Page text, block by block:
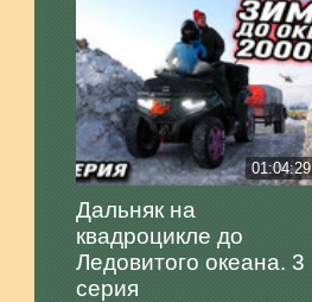
01:04:29
Дальняк на
квадроцикле до
Ледовитого океана. 3
серия